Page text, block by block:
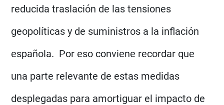
reducida traslación de las tensiones
geopolíticas y de suministros a la inflación
española. Por eso conviene recordar que
una parte relevante de estas medidas
desplegadas para amortiguar el impacto de